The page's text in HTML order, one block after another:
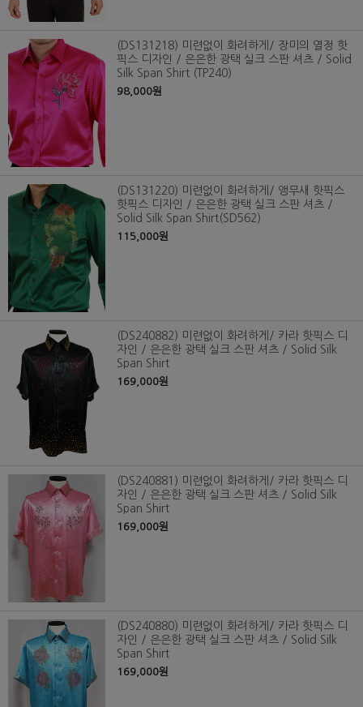
(DS131218) 미련없이 화려하게/ 장미의 열정 핫
픽스 디자인 / 은은한 광택 실크 스판 셔츠 / Solid
Silk Span Shirt (TP240)
98,000원
(DS131220) 미련없이 화려하게/ 앵무새 핫픽스
핫픽스 디자인 / 은은한 광택 실크 스판 셔츠 /
Solid Silk Span Shirt(SD562)
115,000원
(DS240882) 미련없이 화려하게/ 카라 핫픽스 디
자인 / 은은한 광택 실크 스판 셔츠 / Solid Silk
Span Shirt
169,000원
(DS240881) 미련없이 화려하게/ 카라 핫픽스 디
자인 / 은은한 광택 실크 스판 셔츠 / Solid Silk
Span Shirt
169,000원
(DS240880) 미련없이 화려하게/ 카라 핫픽스 디
자인 / 은은한 광택 실크 스판 셔츠 / Solid Silk
Span Shirt
169,000원